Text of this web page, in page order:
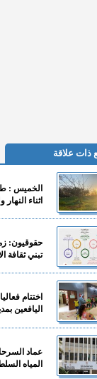
ذات علاقة
الخميس :
اثناء
حقوقيون:
تبني ثقافة
اختتام
اليافعين
عماد
المياه